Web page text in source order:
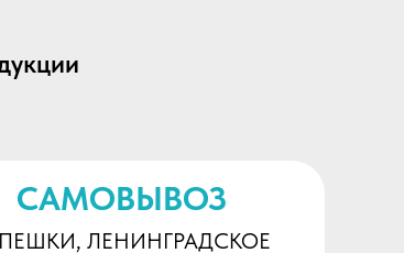
ЛЕНИНГРАДСКОЕ
САМОВЫВОЗ